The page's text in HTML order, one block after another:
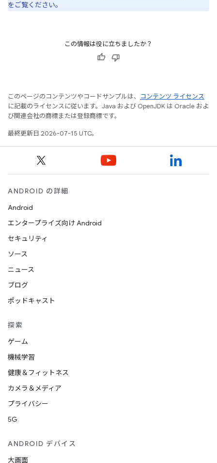
をご覧ください。
この情報は役に立ちましたか？
このページのコンテンツやコードサンプルは、
コンテンツ ライセンス
に記載のライセンスに従います。Java および OpenJDK は Oracle およ
び関連会社の商標または登録商標です。
最終更新日 2026-07-15 UTC。
ANDROID の詳細
Android
エンタープライズ向け Android
セキュリティ
ソース
ニュース
ブログ
ポッドキャスト
探索
ゲーム
機械学習
健康＆フィットネス
カメラ＆メディア
プライバシー
5G
ANDROID デバイス
大画面